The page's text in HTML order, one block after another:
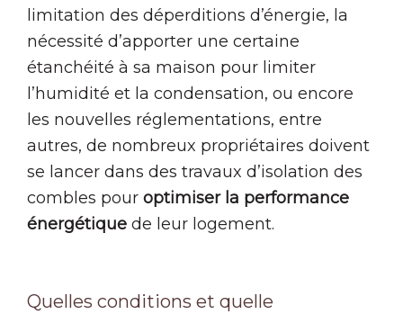
limitation des déperditions d’énergie, la
nécessité d’apporter une certaine
étanchéité à sa maison pour limiter
l’humidité et la condensation, ou encore
les nouvelles réglementations, entre
autres, de nombreux propriétaires doivent
se lancer dans des travaux d’isolation des
combles pour optimiser la performance
énergétique de leur logement.
Quelles conditions et quelle